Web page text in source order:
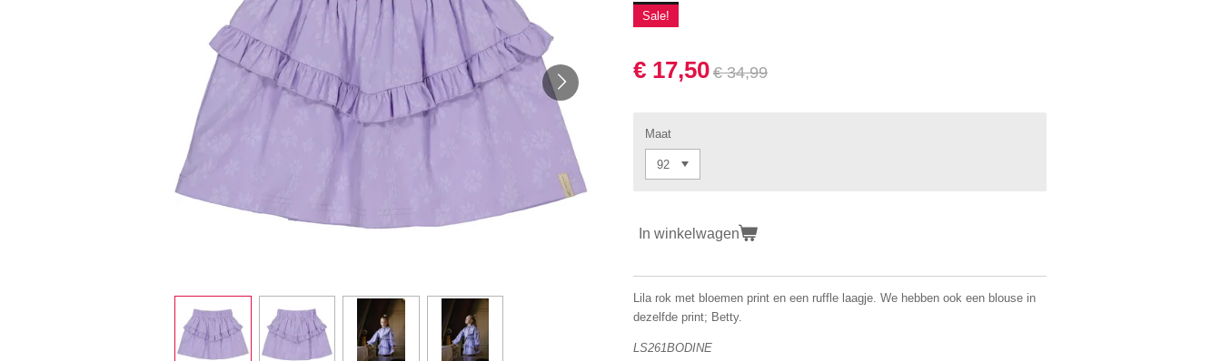
Sale!
€ 17,50€ 34,99
Maat
In winkelwagen
Lila rok met bloemen print en een ruffle laagje. We hebben ook een blouse in
dezelfde print; Betty.
LS261BODINE